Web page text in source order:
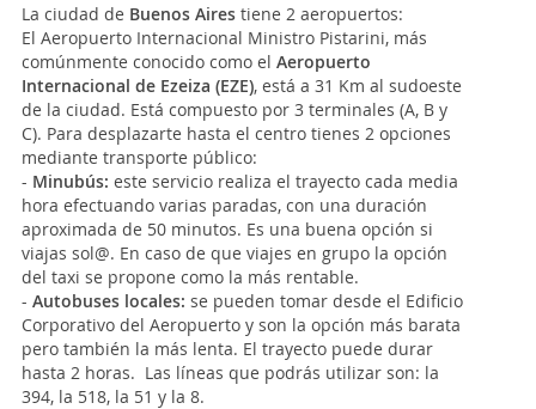
La ciudad de Buenos Aires tiene 2 aeropuertos:
El Aeropuerto Internacional Ministro Pistarini, más
comúnmente conocido como el Aeropuerto
Internacional de Ezeiza (EZE), está a 31 Km al sudoeste
de la ciudad. Está compuesto por 3 terminales (A, B y
C). Para desplazarte hasta el centro tienes 2 opciones
mediante transporte público:
- Minubús: este servicio realiza el trayecto cada media
hora efectuando varias paradas, con una duración
aproximada de 50 minutos. Es una buena opción si
viajas sol@. En caso de que viajes en grupo la opción
del taxi se propone como la más rentable.
- Autobuses locales: se pueden tomar desde el Edificio
Corporativo del Aeropuerto y son la opción más barata
pero también la más lenta. El trayecto puede durar
hasta 2 horas. Las líneas que podrás utilizar son: la
394, la 518, la 51 y la 8.